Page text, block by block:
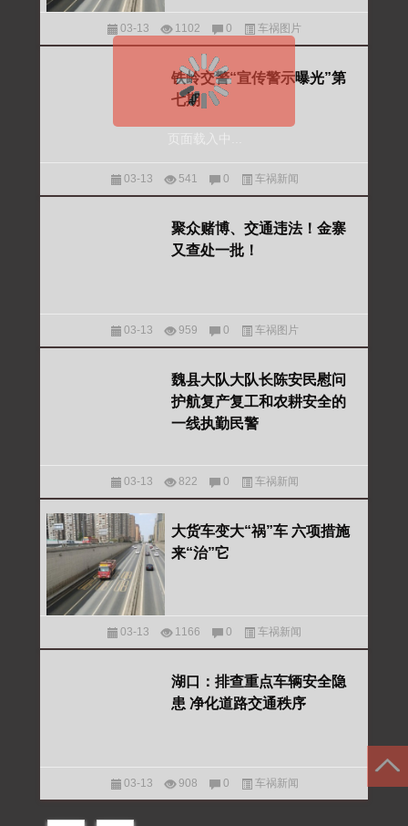
页面载入中...
03-13 1102 0 车祸图片
铁岭交警“宣传警示曝光”第
七期
03-13 541 0 车祸新闻
聚众赌博、交通违法！金寨
又查处一批！
03-13 959 0 车祸图片
魏县大队大队长陈安民慰问
护航复产复工和农耕安全的
一线执勤民警
03-13 822 0 车祸新闻
大货车变大“祸”车 六项措施
来“治”它
03-13 1166 0 车祸新闻
湖口：排查重点车辆安全隐
患 净化道路交通秩序
03-13 908 0 车祸新闻